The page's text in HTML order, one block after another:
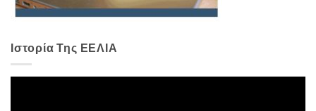
Ιστορία Της ΕΕΛΙΑ